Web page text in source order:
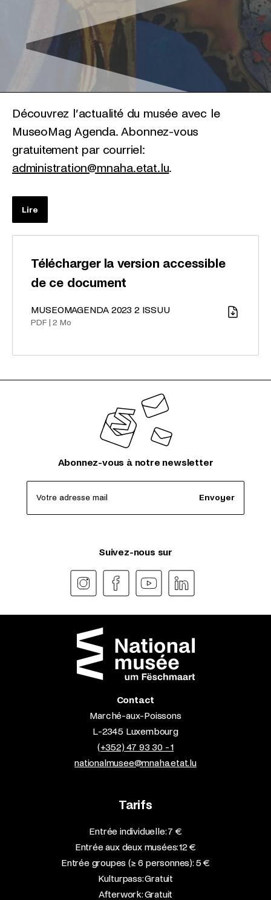
Découvrez l’actualité du musée avec le
MuseoMag Agenda. Abonnez-vous
gratuitement par courriel:
administration@mnaha.etat.lu.
Lire
Télécharger la version accessible
de ce document
Télécharger
MUSEOMAGENDA 2023 2 ISSUU
PDF 2 Mo
Abonnez-vous à notre newsletter
Votre adresse mail Envoyer
Suivez-nous sur
Contact
Marché-aux-Poissons
L-2345 Luxembourg
(+352) 47 93 30 - 1
nationalmusee@mnaha.etat.lu
Tarifs
Entrée individuelle: 7 €
Entrée aux deux musées: 12 €
Entrée groupes (≥ 6 personnes): 5 €
Kulturpass: Gratuit
Afterwork: Gratuit